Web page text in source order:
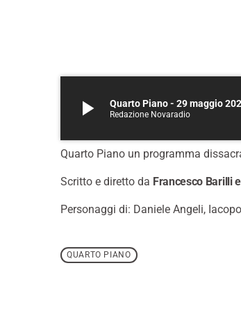
play_arrow Quarto Piano - 29 maggio
Redazione Novaradio
Quarto Piano un programma
Scritto e diretto da Francesco Barilli
Personaggi di: Daniele Angeli,
QUARTO PIANO